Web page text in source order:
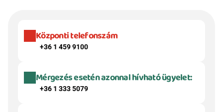
Központi telefonszám
+36 1 459 9100
Mérgezés esetén azonnal hívható ügyelet:
+36 1 333 5079